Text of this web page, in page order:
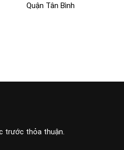
Quận Tân Bình
trước thỏa thuận.